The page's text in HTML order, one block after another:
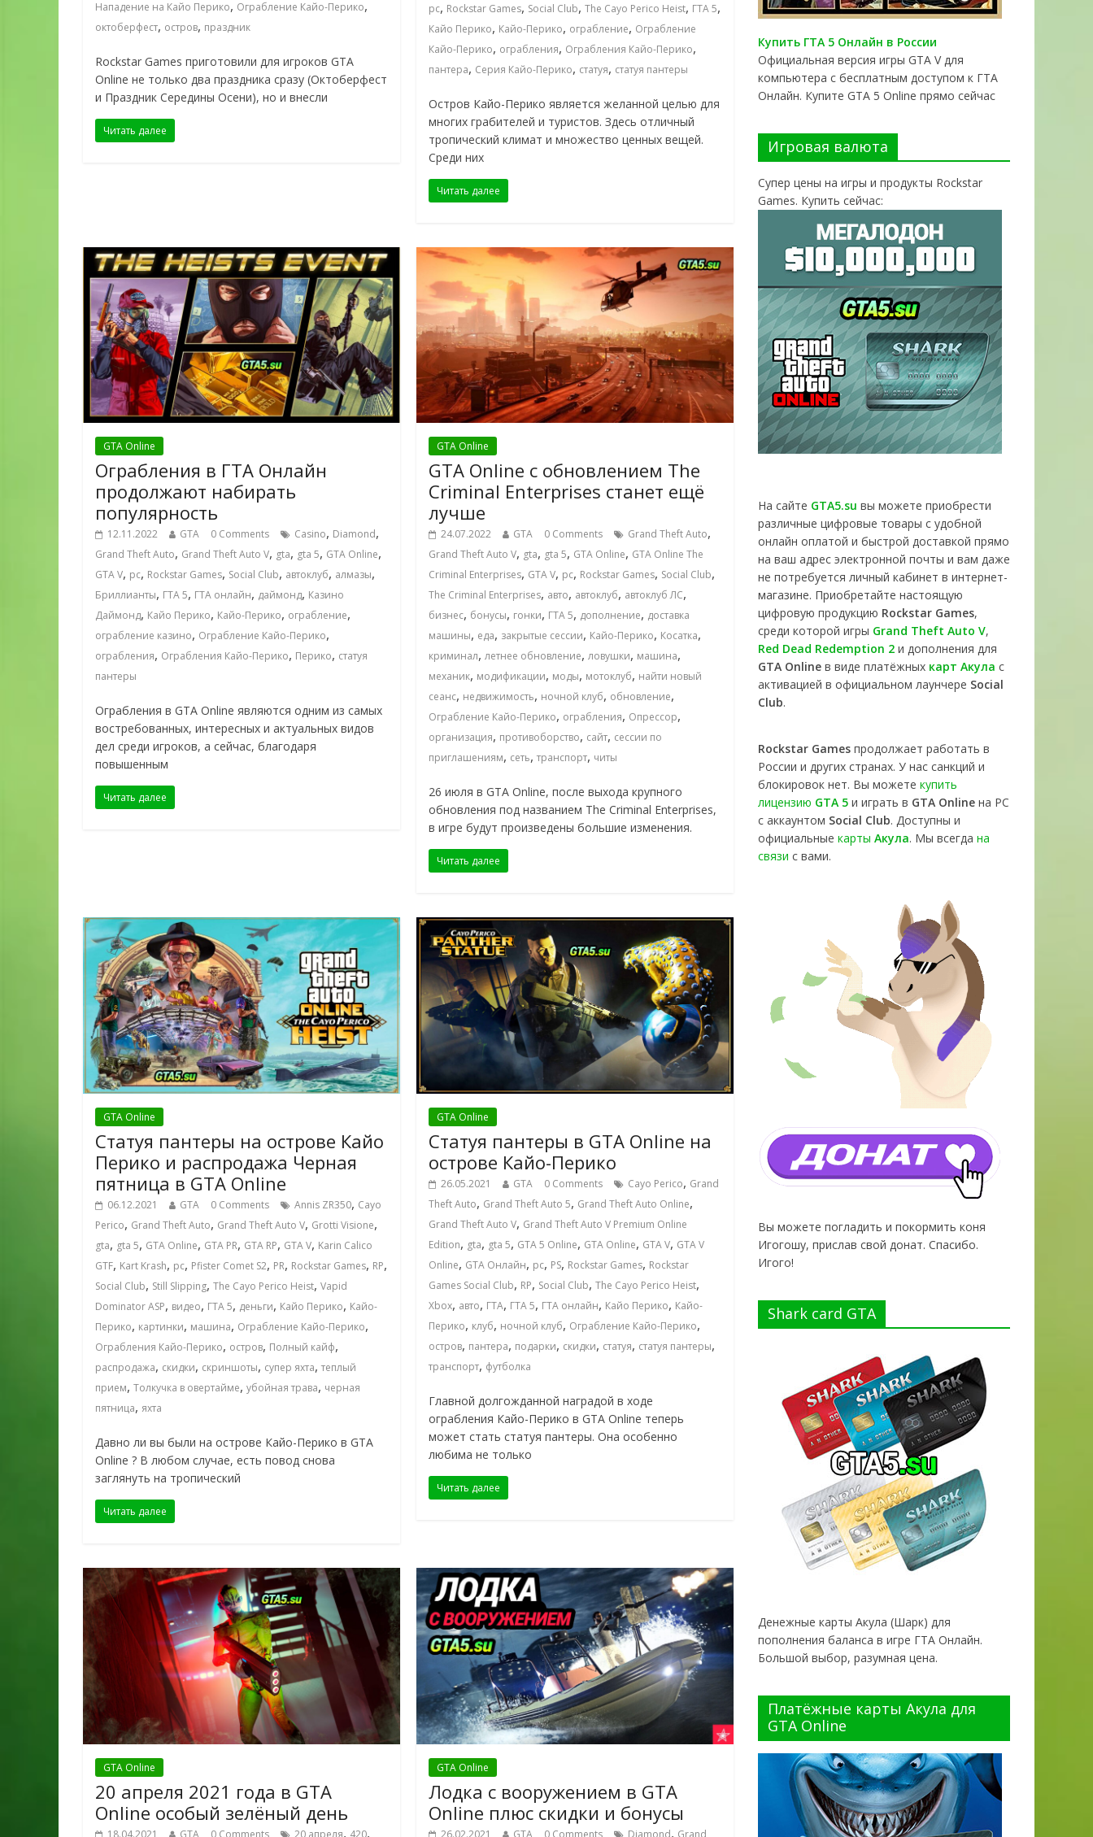
Нападение на Кайо Перико, Ограбление Кайо-Перико,
октоберфест, остров, праздник
Rockstar Games приготовили для игроков GTA
Online не только два праздника сразу (Октоберфест
и Праздник Середины Осени), но и внесли
Читать далее
pc, Rockstar Games, Social Club,The Cayo Perico Heist, ГТА 5,
Кайо Перико, Кайо-Перико, ограбление, Ограбление
Кайо-Перико, ограбления, Ограбления Кайо-Перико,
пантера, Серия Кайо-Перико, статуя, статуя пантеры
Остров Кайо-Перико является желанной целью для
многих грабителей и туристов. Здесь отличный
тропический климат и множество ценных вещей.
Среди них
Читать далее
GTA Online
Ограбления в ГТА Онлайн
продолжают набирать
популярность
12.11.2022 GTA 0 Comments Casino, Diamond,
Grand Theft Auto, Grand Theft Auto V, gta, gta 5, GTA Online,
GTA V, pc, Rockstar Games, Social Club, автоклуб, алмазы,
Бриллианты, ГТА 5, ГТА онлайн, даймонд, Казино
Даймонд, Кайо Перико, Кайо-Перико, ограбление,
ограбление казино, Ограбление Кайо-Перико,
ограбления, Ограбления Кайо-Перико, Перико, статуя
пантеры
Ограбления в GTA Online являются одним из самых
востребованных, интересных и актуальных видов
дел среди игроков, а сейчас, благодаря
повышенным
Читать далее
GTA Online
GTA Online с обновлением The
Criminal Enterprises станет ещё
лучше
24.07.2022 GTA 0 Comments Grand Theft Auto,
Grand Theft Auto V, gta, gta 5, GTA Online, GTA Online The
Criminal Enterprises, GTA V, pc, Rockstar Games, Social Club,
The Criminal Enterprises, авто, автоклуб, автоклуб ЛС,
бизнес, бонусы, гонки, ГТА 5, дополнение, доставка
машины, еда, закрытые сессии, Кайо-Перико, Косатка,
криминал,летнее обновление,ловушки, машина,
механик, модификации, моды, мотоклуб, найти новый
сеанс, недвижимость, ночной клуб, обновление,
Ограбление Кайо-Перико, ограбления, Опрессор,
организация, противоборство, сайт, сессии по
приглашениям, сеть,транспорт, читы
26 июля в GTA Online, после выхода крупного
обновления под названием The Criminal Enterprises,
в игре будут произведены большие изменения.
Читать далее
GTA Online
Статуя пантеры на острове Кайо
Перико и распродажа Черная
пятница в GTA Online
06.12.2021 GTA 0 Comments Annis ZR350, Cayo
Perico, Grand Theft Auto, Grand Theft Auto V, Grotti Visione,
gta, gta 5, GTA Online, GTA PR, GTA RP, GTA V, Karin Calico
GTF, Kart Krash, pc, Pfister Comet S2, PR, Rockstar Games, RP,
Social Club, Still Slipping, The Cayo Perico Heist, Vapid
Dominator ASP, видео, ГТА 5, деньги, Кайо Перико, Кайо-
Перико, картинки, машина, Ограбление Кайо-Перико,
Ограбления Кайо-Перико, остров, Полный кайф,
распродажа, скидки, скриншоты, супер яхта, теплый
прием, Толкучка в овертайме, убойная трава, черная
пятница, яхта
Давно ли вы были на острове Кайо-Перико в GTA
Online ? В любом случае, есть повод снова
заглянуть на тропический
Читать далее
GTA Online
Статуя пантеры в GTA Online на
острове Кайо-Перико
26.05.2021 GTA 0 Comments Cayo Perico, Grand
Theft Auto, Grand Theft Auto 5, Grand Theft Auto Online,
Grand Theft Auto V, Grand Theft Auto V Premium Online
Edition, gta, gta 5, GTA 5 Online, GTA Online, GTA V, GTA V
Online, GTA Онлайн, pc, PS, Rockstar Games, Rockstar
Games Social Club, RP, Social Club,The Cayo Perico Heist,
Xbox, авто, ГТА, ГТА 5, ГТА онлайн, Кайо Перико, Кайо-
Перико, клуб, ночной клуб, Ограбление Кайо-Перико,
остров, пантера, подарки, скидки, статуя, статуя пантеры,
транспорт, футболка
Главной долгожданной наградой в ходе
ограбления Кайо-Перико в GTA Online теперь
может стать статуя пантеры. Она особенно
любима не только
Читать далее
GTA Online
20 апреля 2021 года в GTA
Online особый зелёный день
18.04.2021 GTA 0 Comments 20 апреля, 420,
GTA Online
Лодка с вооружением в GTA
Online плюс скидки и бонусы
26.02.2021 GTA 0 Comments Diamond, Grand
Купить ГТА 5 Онлайн в России
Официальная версия игры GTA V для
компьютера с бесплатным доступом к ГТА
Онлайн. Купите GTA 5 Online прямо сейчас
Игровая валюта
Супер цены на игры и продукты Rockstar
Games. Купить сейчас:
На сайте GTA5.su вы можете приобрести
различные цифровые товары с удобной
онлайн оплатой и быстрой доставкой прямо
на ваш адрес электронной почты и вам даже
не потребуется личный кабинет в интернет-
магазине. Приобретайте настоящую
цифровую продукцию Rockstar Games,
среди которой игры Grand Theft Auto V,
Red Dead Redemption 2 и дополнения для
GTA Online в виде платёжных карт Акула с
активацией в официальном лаунчере Social
Club.
Rockstar Games продолжает работать в
России и других странах. У нас санкций и
блокировок нет. Вы можете купить
лицензию GTA 5 и играть в GTA Online на PC
с аккаунтом Social Club. Доступны и
официальные карты Акула. Мы всегда на
связи с вами.
Вы можете погладить и покормить коня
Игогошу, прислав свой донат. Спасибо.
Игого!
Shark card GTA
Денежные карты Акула (Шарк) для
пополнения баланса в игре ГТА Онлайн.
Большой выбор, разумная цена.
Платёжные карты Акула для
GTA Online